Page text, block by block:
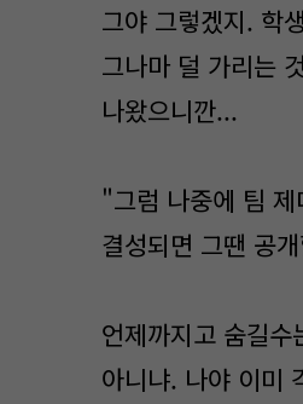
그야 그렇겠지. 학
그나마 덜 가리는
나왔으니깐...
"그럼 나중에 팀 제
결성되면 그땐 공
언제까지고 숨길수
아니냐. 나야 이미